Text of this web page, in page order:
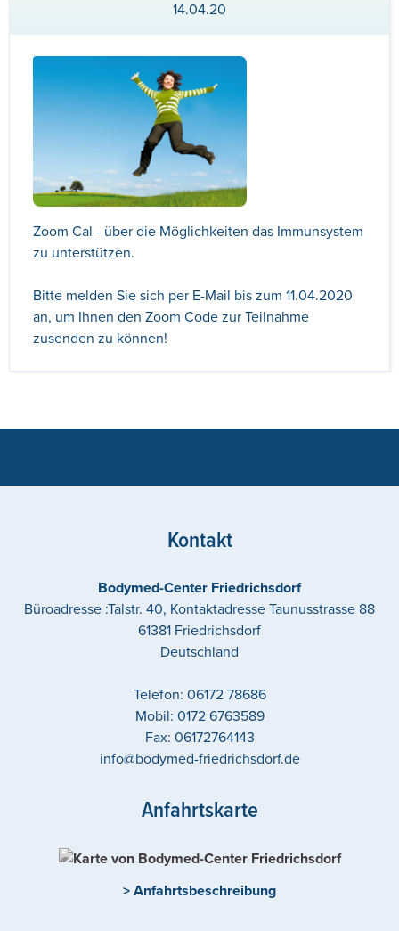
14.04.20
Zoom Cal - über die Möglichkeiten das Immunsystem
zu unterstützen.
Bitte melden Sie sich per E-Mail bis zum 11.04.2020
an, um Ihnen den Zoom Code zur Teilnahme
zusenden zu können!
Kontakt
Bodymed-Center Friedrichsdorf
Büroadresse :Talstr. 40, Kontaktadresse Taunusstrasse 88
61381 Friedrichsdorf
Deutschland
Telefon: 06172 78686
Mobil: 0172 6763589
Fax: 06172764143
info@bodymed-friedrichsdorf.de
Anfahrtskarte
> Anfahrtsbeschreibung